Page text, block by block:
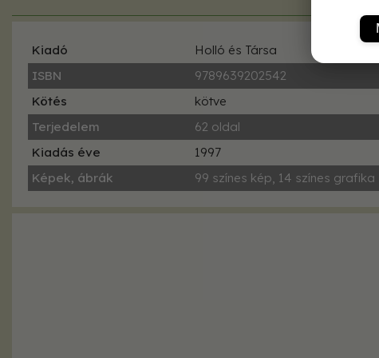
Kiadó
Holló és Társa
ISBN
9789639202542
Kötés
kötve
Terjedelem
62 oldal
Kiadás éve
1997
Képek, ábrák
99 színes kép, 14 színes grafika